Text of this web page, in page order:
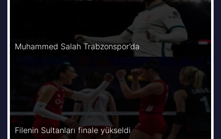
Muhammed Salah Trabzonspor’da
Filenin Sultanları finale yükseldi